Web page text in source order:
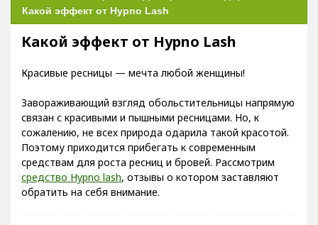
Какой эффект от Hypno Lash
Какой эффект от Hypno Lash
Красивые ресницы — мечта любой женщины!
Завораживающий взгляд обольстительницы напрямую
связан с красивыми и пышными ресницами. Но, к
сожалению, не всех природа одарила такой красотой.
Поэтому приходится прибегать к современным
средствам для роста ресниц и бровей. Рассмотрим
средство Hypno lash, отзывы о котором заставляют
обратить на себя внимание.